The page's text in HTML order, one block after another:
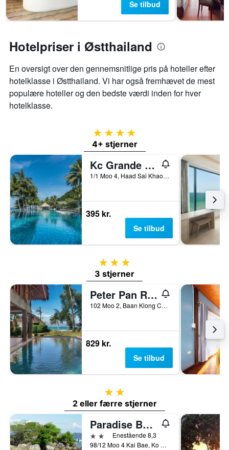
Se tilbud
Hotelpriser i Østthailand
En oversigt over den gennemsnitlige pris på hoteller efter
hotelklasse i Østthailand. Vi har også fremhævet de mest
populære hoteller og den bedste værdi inden for hver
hotelklasse.
4 stjerner
4+ stjerner
Kc Grande Resort Koh Chang
1/1 Moo 4, Haad Sai Khao, Ko Chang, Thailand
395 kr.
Se tilbud
3 stjerner
3 stjerner
Peter Pan Resort
102 Moo 2, Baan Klong Chaow, Koh Kood, Thailand
829 kr.
Se tilbud
2 stjerner
2 eller færre stjerner
Paradise Bungalows
2 stjernerEnestående 8,3
98/12 Moo 4 Kai Bae, Ko Chang, Thailand